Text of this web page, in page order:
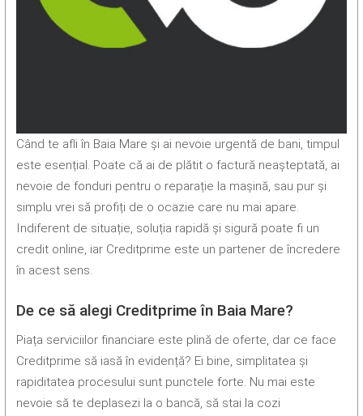
Când te afli în Baia Mare și ai nevoie urgentă de bani, timpul
este esențial. Poate că ai de plătit o factură neașteptată, ai
nevoie de fonduri pentru o reparație la mașină, sau pur și
simplu vrei să profiți de o ocazie care nu mai apare.
Indiferent de situație, soluția rapidă și sigură poate fi un
credit online, iar Creditprime este un partener de încredere
în acest sens.
De ce să alegi Creditprime în Baia Mare?
Piața serviciilor financiare este plină de oferte, dar ce face
Creditprime să iasă în evidență? Ei bine, simplitatea și
rapiditatea procesului sunt punctele forte. Nu mai este
nevoie să te deplasezi la o bancă, să stai la cozi